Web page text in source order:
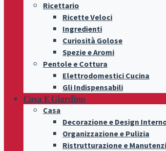
Ricettario
Ricette Veloci
Ingredienti
Curiosità Golose
Spezie e Aromi
Pentole e Cottura
Elettrodomestici Cucina
Gli Indispensabili
Casa E Giardino
Casa
Decorazione e Design
Organizzazione e Pulizia
Ristrutturazione e